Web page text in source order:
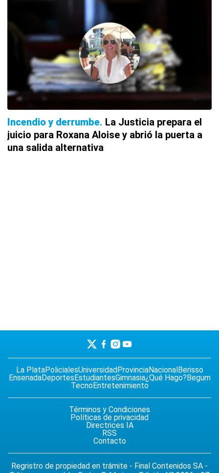
Incendio y derrumbe La Justicia prepara el
juicio para Roxana Aloise y abrió la puerta a
una salida alternativa
La PlataPolicialesUniversidadProvinciaNacionalBerisso
EnsenadaDeportesEstudiantesGimnasia¿Qué Hago?Begum
TecnoEntretenimiento
Términos y Condiciones
Políticas de privacidad
Directrices IA
RSS
Contacto
Regristro de propiedad en trámite - Final Contenidos SA -